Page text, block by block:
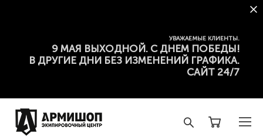
УВАЖАЕМЫЕ КЛИЕНТЫ.
9 МАЯ ВЫХОДНОЙ. С ДНЕМ ПОБЕДЫ!
В ДРУГИЕ ДНИ БЕЗ ИЗМЕНЕНИЙ ГРАФИКА.
САЙТ 24/7